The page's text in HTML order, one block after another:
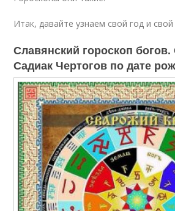
Итак, давайте узнаем свой год и
Славянский гороскоп
Садиак Чертогов по дате